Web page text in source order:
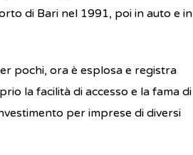
di Bari nel 1991, poi in auto e in
pochi, ora è esplosa e registra
la facilità di accesso e la fama di
per imprese di diversi